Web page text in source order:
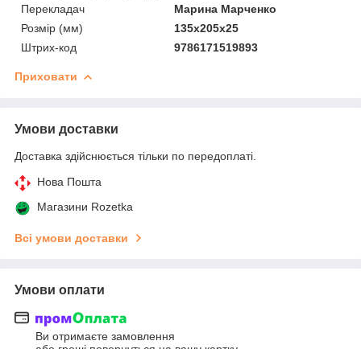
Перекладач
Марина Марченко
Розмір (мм)
135x205x25
Штрих-код
9786171519893
Приховати
Умови доставки
Доставка здійснюється тільки по передоплаті.
Нова Пошта
Магазини Rozetka
Всі умови доставки
Умови оплати
Ви отримаєте замовлення